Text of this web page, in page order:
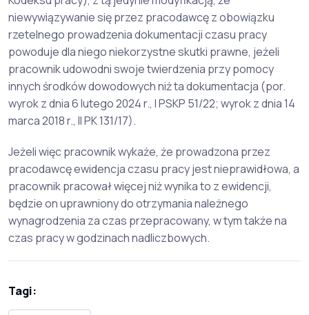
niewywiązywanie się przez pracodawcę z obowiązku
rzetelnego prowadzenia dokumentacji czasu pracy
powoduje dla niego niekorzystne skutki prawne, jeżeli
pracownik udowodni swoje twierdzenia przy pomocy
innych środków dowodowych niż ta dokumentacja (por.
wyrok z dnia 6 lutego 2024 r., I PSKP 51/22; wyrok z dnia 14
marca 2018 r., II PK 131/17).
Jeżeli więc pracownik wykaże, że prowadzona przez
pracodawcę ewidencja czasu pracy jest nieprawidłowa, a
pracownik pracował więcej niż wynika to z ewidencji,
będzie on uprawniony do otrzymania należnego
wynagrodzenia za czas przepracowany, w tym także na
czas pracy w godzinach nadliczbowych.
Tagi: